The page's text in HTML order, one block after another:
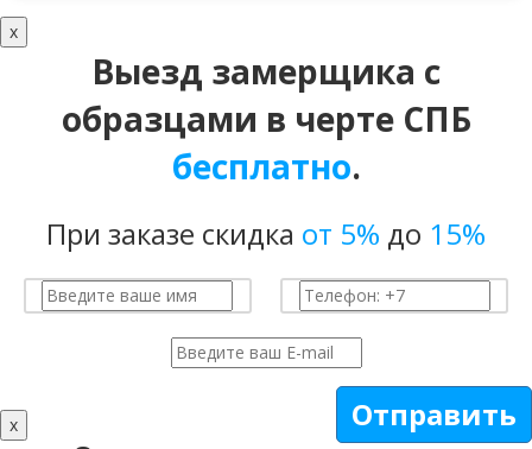
x
Выезд замерщика с
образцами в черте СПБ
бесплатно.
При заказе скидка от 5% до 15%
Отправить
x